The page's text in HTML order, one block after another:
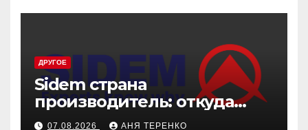
ДРУГОЕ
Sidem страна
производитель: откуда
родом эти детали
07.08.2026 АНЯ ТЕРЕНКО